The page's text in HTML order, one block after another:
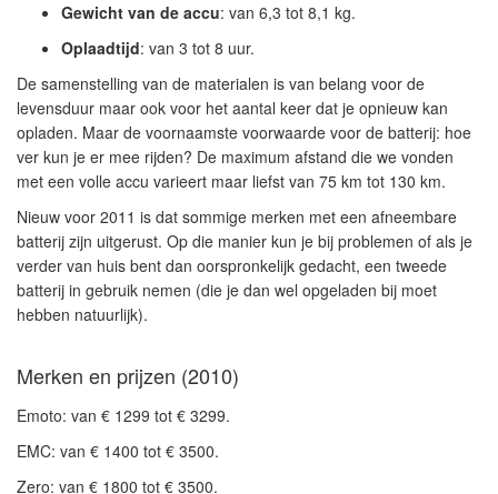
Gewicht van de accu: van 6,3 tot 8,1 kg.
Oplaadtijd: van 3 tot 8 uur.
De samenstelling van de materialen is van belang voor de
levensduur maar ook voor het aantal keer dat je opnieuw kan
opladen. Maar de voornaamste voorwaarde voor de batterij: hoe
ver kun je er mee rijden? De maximum afstand die we vonden
met een volle accu varieert maar liefst van 75 km tot 130 km.
Nieuw voor 2011 is dat sommige merken met een afneembare
batterij zijn uitgerust. Op die manier kun je bij problemen of als je
verder van huis bent dan oorspronkelijk gedacht, een tweede
batterij in gebruik nemen (die je dan wel opgeladen bij moet
hebben natuurlijk).
Merken en prijzen (2010)
Emoto: van € 1299 tot € 3299.
EMC: van € 1400 tot € 3500.
Zero: van € 1800 tot € 3500.